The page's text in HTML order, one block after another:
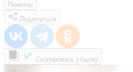
Понятно
Поделиться
Скопировать ссылку